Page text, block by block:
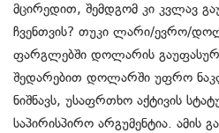
მცირედით, შემდგომ კი კვლავ
ჩვენთვის? თუკი ლარი/ევრო/
ფარგლებში დოლარის
შედარებით დოლარში უფრო
ნიშნავს, უსაფრთხო აქტივის
საპირისპირო არგუმენტია. ამის